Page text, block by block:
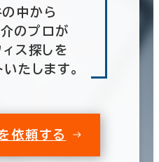
中から
のプロが
ス探しを
たします。
依頼する